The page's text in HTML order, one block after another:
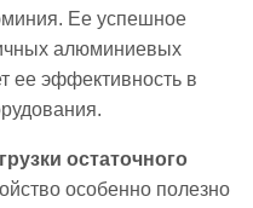
Ее успешное
алюминиевых
ее эффективность в
остаточного
особенно полезно